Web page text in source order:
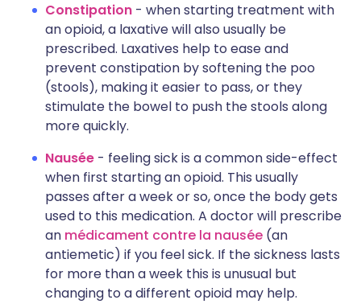
Constipation - when starting treatment with
an opioid, a laxative will also usually be
prescribed. Laxatives help to ease and
prevent constipation by softening the poo
(stools), making it easier to pass, or they
stimulate the bowel to push the stools along
more quickly.
Nausée - feeling sick is a common side-effect
when first starting an opioid. This usually
passes after a week or so, once the body gets
used to this medication. A doctor will prescribe
an médicament contre la nausée (an
antiemetic) if you feel sick. If the sickness lasts
for more than a week this is unusual but
changing to a different opioid may help.